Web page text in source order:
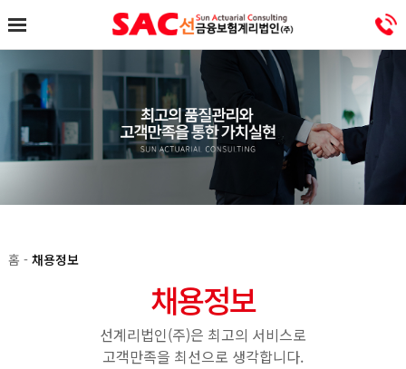
홈 - 채용정보
채용정보
선계리법인(주)은 최고의 서비스로
고객만족을 최선으로 생각합니다.